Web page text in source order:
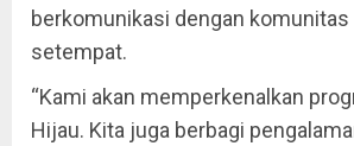
berkomunikasi dengan komunitas
setempat.
“Kami akan memperkenalkan
Hijau. Kita juga berbagi